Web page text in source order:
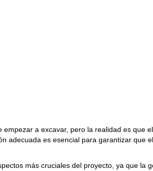
a excavar, pero la realidad es que
adecuada es esencial para garantizar que
más cruciales del proyecto, ya que la